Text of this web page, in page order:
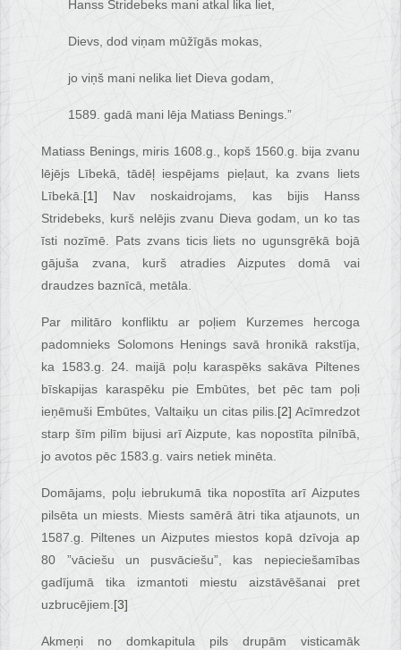
Hanss Stridebeks mani atkal lika liet,
Dievs, dod viņam mūžīgās mokas,
jo viņš mani nelika liet Dieva godam,
1589. gadā mani lēja Matiass Benings.”
Matiass Benings, miris 1608.g., kopš 1560.g. bija zvanu
lējējs Lībekā, tādēļ iespējams pieļaut, ka zvans liets
Lībekā.[1] Nav noskaidrojams, kas bijis Hanss
Stridebeks, kurš nelējis zvanu Dieva godam, un ko tas
īsti nozīmē. Pats zvans ticis liets no ugunsgrēkā bojā
gājuša zvana, kurš atradies Aizputes domā vai
draudzes baznīcā, metāla.
Par militāro konfliktu ar poļiem Kurzemes hercoga
padomnieks Solomons Henings savā hronikā rakstīja,
ka 1583.g. 24. maijā poļu karaspēks sakāva Piltenes
bīskapijas karaspēku pie Embūtes, bet pēc tam poļi
ieņēmuši Embūtes, Valtaiķu un citas pilis.[2] Acīmredzot
starp šīm pilīm bijusi arī Aizpute, kas nopostīta pilnībā,
jo avotos pēc 1583.g. vairs netiek minēta.
Domājams, poļu iebrukumā tika nopostīta arī Aizputes
pilsēta un miests. Miests samērā ātri tika atjaunots, un
1587.g. Piltenes un Aizputes miestos kopā dzīvoja ap
80 ”vāciešu un pusvāciešu”, kas nepieciešamības
gadījumā tika izmantoti miestu aizstāvēšanai pret
uzbrucējiem.[3]
Akmeņi no domkapitula pils drupām visticamāk